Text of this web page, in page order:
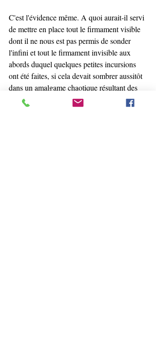
C'est l'évidence même. A quoi aurait-il servi
de mettre en place tout le firmament visible
dont il ne nous est pas permis de sonder
l'infini et tout le firmament invisible aux
abords duquel quelques petites incursions
ont été faites, si cela devait sombrer aussitôt
dans un amalgame chaotique résultant des
rencontres de plantes ?